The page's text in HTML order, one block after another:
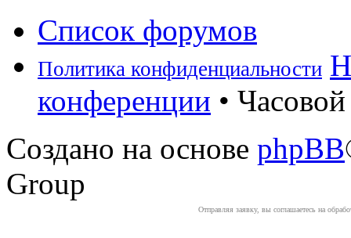
Список форумов
Политика конфиденциальности
конференции •
Создано на основе phpBB
Group
Отправляя заявку, вы соглашаетесь на